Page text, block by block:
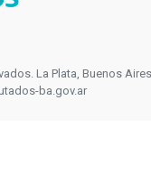
La Plata, Buenos
ba.gov.ar